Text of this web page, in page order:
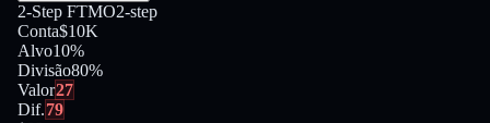
2-Step FTMO2-step
Conta$10K
Alvo10%
Divisão80%
Valor27
Dif.79